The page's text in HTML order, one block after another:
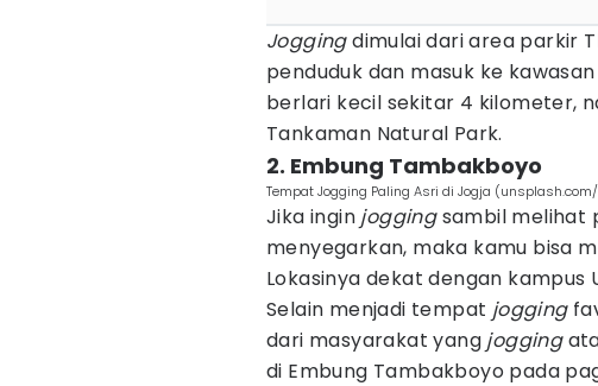
Joggingdimulai dari area parkir
penduduk dan masuk ke
berlari kecil sekitar 4 kilometer,
Tankaman Natural Park.
2. Embung Tambakboyo
Tempat Jogging Paling Asri di Jogja
Jika ingin joggingsambil melihat
menyegarkan, maka kamu bisa
Lokasinya dekat dengan kampus
Selain menjadi tempat jogging
dari masyarakat yang jogging
di Embung Tambakboyo pada